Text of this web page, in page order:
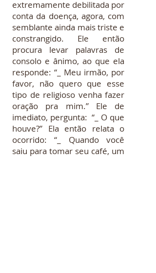
extremamente debilitada por
conta da doença, agora, com
semblante ainda mais triste e
constrangido. Ele então
procura levar palavras de
consolo e ânimo, ao que ela
responde: “_ Meu irmão, por
favor, não quero que esse
tipo de religioso venha fazer
oração pra mim.” Ele de
imediato, pergunta: “_ O que
houve?” Ela então relata o
ocorrido: “_ Quando você
saiu para tomar seu café, um